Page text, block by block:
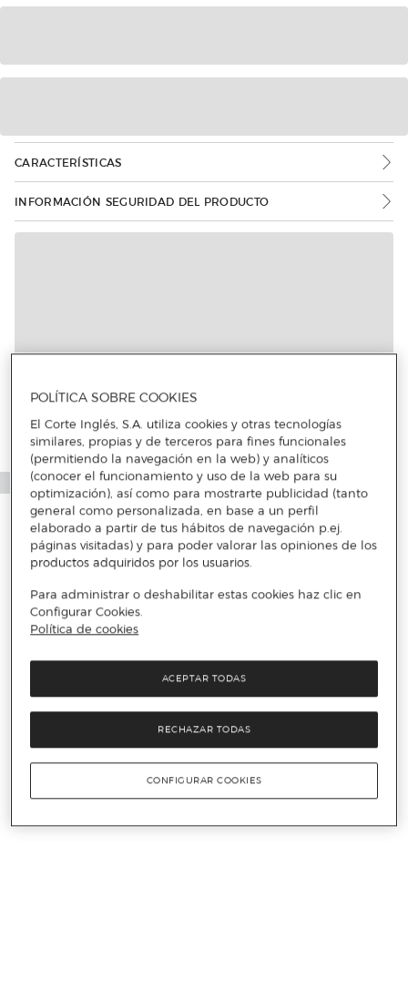
CARACTERÍSTICAS
INFORMACIÓN SEGURIDAD DEL PRODUCTO
POLÍTICA SOBRE COOKIES
El Corte Inglés, S.A. utiliza cookies y otras tecnologías
similares, propias y de terceros para fines funcionales
(permitiendo la navegación en la web) y analíticos
(conocer el funcionamiento y uso de la web para su
optimización), así como para mostrarte publicidad (tanto
general como personalizada, en base a un perfil
elaborado a partir de tus hábitos de navegación p.ej.
páginas visitadas) y para poder valorar las opiniones de los
productos adquiridos por los usuarios.
Para administrar o deshabilitar estas cookies haz clic en
Configurar Cookies.
Política de cookies
RECHAZAR TODAS
ACEPTAR TODAS
CONFIGURAR COOKIES